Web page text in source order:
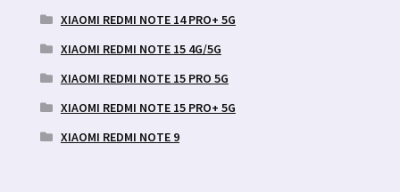
XIAOMI REDMI NOTE 14 PRO+ 5G
XIAOMI REDMI NOTE 15 4G/5G
XIAOMI REDMI NOTE 15 PRO 5G
XIAOMI REDMI NOTE 15 PRO+ 5G
XIAOMI REDMI NOTE 9